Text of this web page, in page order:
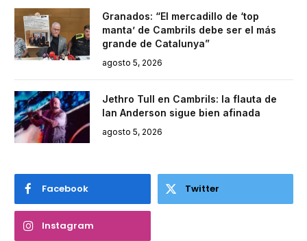
Granados: “El mercadillo de ‘top
manta’ de Cambrils debe ser el más
grande de Catalunya”
agosto 5, 2026
Jethro Tull en Cambrils: la flauta de
Ian Anderson sigue bien afinada
agosto 5, 2026
Facebook Twitter
Instagram